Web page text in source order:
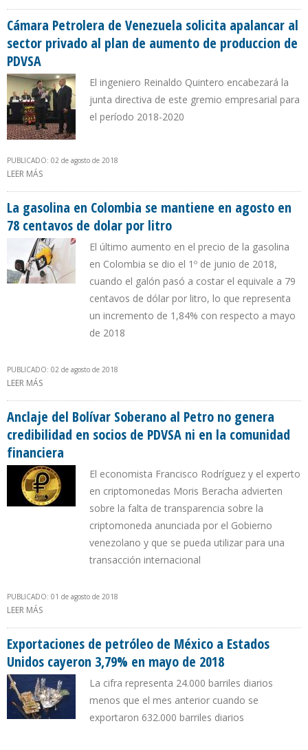
Cámara Petrolera de Venezuela solicita apalancar al
sector privado al plan de aumento de produccion de
PDVSA
El ingeniero Reinaldo Quintero encabezará la
junta directiva de este gremio empresarial para
el período 2018-2020
PUBLICADO: 02 de agosto de 2018
LEER MÁS
PDVSA
La gasolina en Colombia se mantiene en agosto en
78 centavos de dolar por litro
El último aumento en el precio de la gasolina
en Colombia se dio el 1º de junio de 2018,
cuando el galón pasó a costar el equivale a 79
centavos de dólar por litro, lo que representa
un incremento de 1,84% con respecto a mayo
de 2018
PUBLICADO: 02 de agosto de 2018
LEER MÁS
Anclaje del Bolívar Soberano al Petro no genera
credibilidad en socios de PDVSA ni en la comunidad
financiera
El economista Francisco Rodríguez y el experto
en criptomonedas Moris Beracha advierten
sobre la falta de transparencia sobre la
criptomoneda anunciada por el Gobierno
venezolano y que se pueda utilizar para una
transacción internacional
PUBLICADO: 01 de agosto de 2018
LEER MÁS
FINANCIERA
Exportaciones de petróleo de México a Estados
Unidos cayeron 3,79% en mayo de 2018
La cifra representa 24.000 barriles diarios
menos que el mes anterior cuando se
exportaron 632.000 barriles diarios